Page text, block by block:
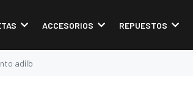
ACCESORIOS REPUESTOS
adilb